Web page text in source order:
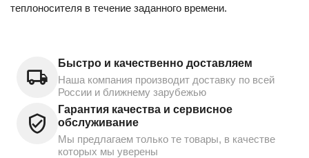
теплоносителя в течение заданного времени.
Быстро и качественно доставляем
Наша компания производит доставку по всей
России и ближнему зарубежью
Гарантия качества и сервисное
обслуживание
Мы предлагаем только те товары, в качестве
которых мы уверены